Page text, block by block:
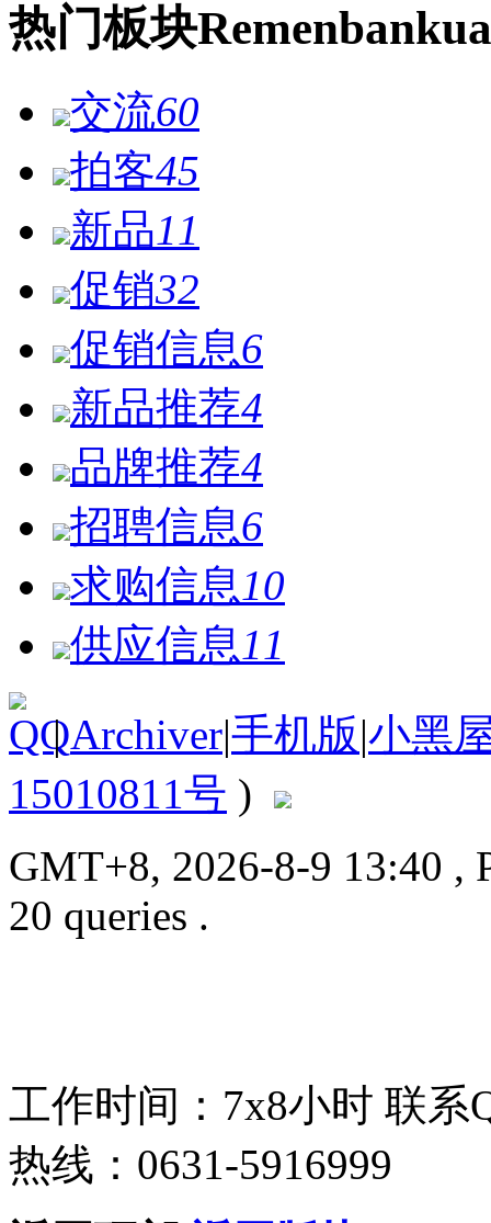
热门板块Remen
交流60
拍客45
新品11
促销32
促销信息6
新品推荐4
品牌推荐4
招聘信息6
求购信息 10
供应信息 11
| Archiver|手机版|小黑
15010811号 )
GMT+8, 2026-8-9 13:40 ,
20 queries .
工作时间：7x8小时 联系
热线：0631-5916999